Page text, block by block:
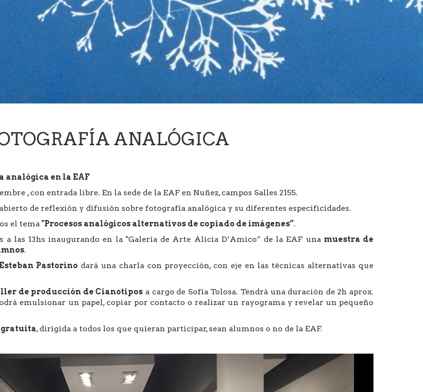
ANALÓGICA
analógica en la EAF
, con entrada libre. En la sede de la EAF en Nuñez, campos Salles 2155.
de reflexión y difusión sobre fotografía analógica y su diferentes especificidades.
el tema "Procesos analógicos alternativos de copiado de imágenes”.
a las 13hs inaugurando en la "Galería de Arte Alicia D’Amico” de la EAF una muestra de
.
Esteban Pastorinodará una charla con proyección, con eje en las técnicas alternativas que
de producción de Cianotipos a cargo de Sofía Tolosa. Tendrá una duración de 2h aprox.
emulsionar un papel, copiar por contacto o realizar un rayograma y revelar un pequeño
, dirigida a todos los que quieran participar, sean alumnos o no de la EAF.